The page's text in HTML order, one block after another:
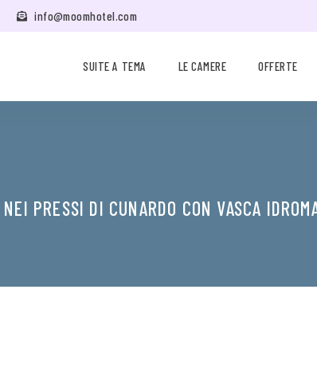
info@moomhotel.com
SUITE A TEMA LE CAMERE OFFERTE
PRESSI DI CUNARDO CON VASCA